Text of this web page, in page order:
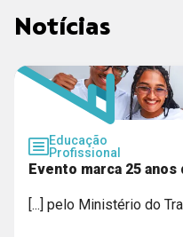
SESI NACIONAL / SENAI
Notícias
Educação
Profissional
Evento marca 25
[...] pelo Ministério do